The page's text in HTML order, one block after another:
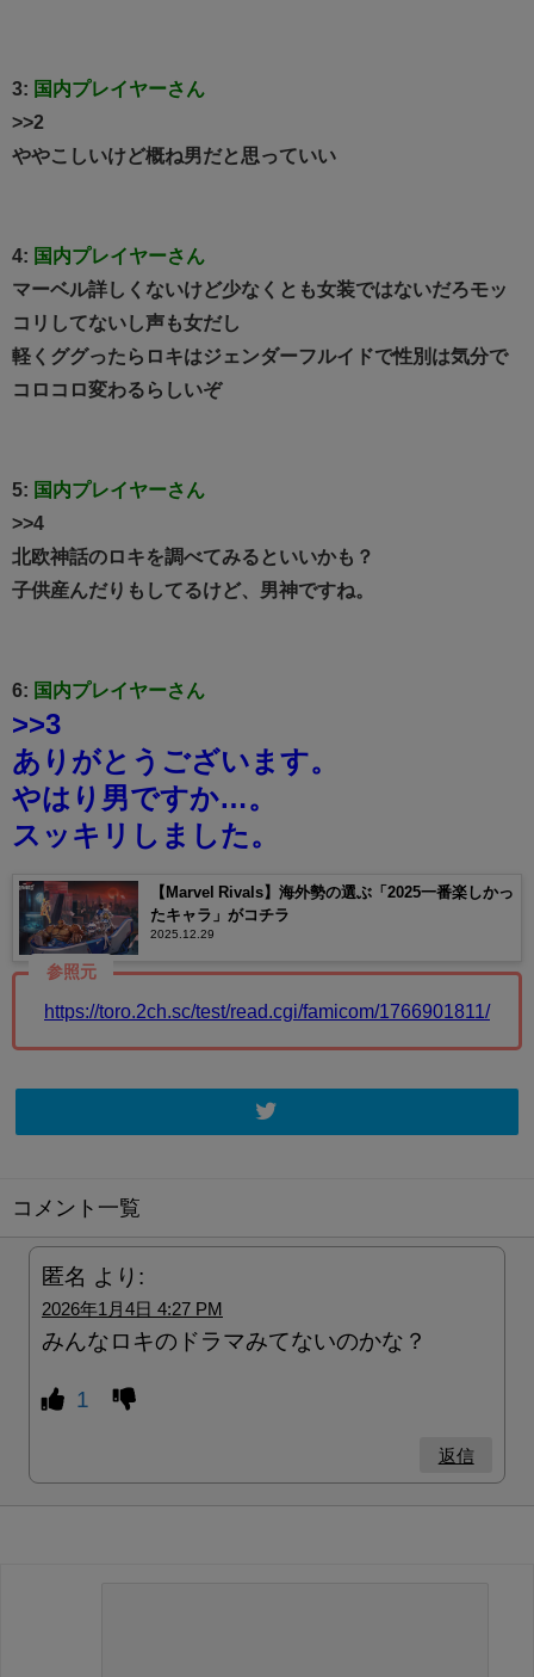
3: 国内プレイヤーさん
>>2
ややこしいけど概ね男だと思っていい
4: 国内プレイヤーさん
マーベル詳しくないけど少なくとも女装ではないだろモッ
コリしてないし声も女だし
軽くググったらロキはジェンダーフルイドで性別は気分で
コロコロ変わるらしいぞ
5: 国内プレイヤーさん
>>4
北欧神話のロキを調べてみるといいかも？
子供産んだりもしてるけど、男神ですね。
6: 国内プレイヤーさん
>>3
ありがとうございます。
やはり男ですか…。
スッキリしました。
【Marvel Rivals】海外勢の選ぶ「2025一番楽しかっ
たキャラ」がコチラ
2025.12.29
参照元
https://toro.2ch.sc/test/read.cgi/famicom/1766901811/
コメント一覧
匿名 より:
2026年1月4日 4:27 PM
みんなロキのドラマみてないのかな？
1
返信